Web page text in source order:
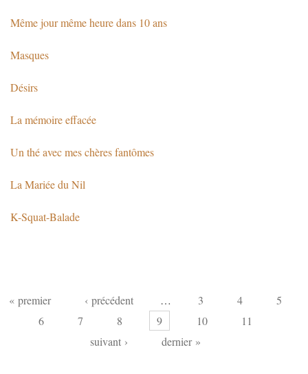
Même jour même heure dans 10 ans
Masques
Désirs
La mémoire effacée
Un thé avec mes chères fantômes
La Mariée du Nil
K-Squat-Balade
« premier ‹ précédent … 3 4
5
6
7 8 9 10
11
suivant ›
dernier »